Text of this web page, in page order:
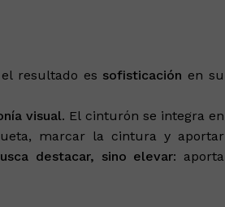
resultado es sofisticación en su
visual. El cinturón se integra en
marcar la cintura y aportar
destacar, sino elevar: aporta